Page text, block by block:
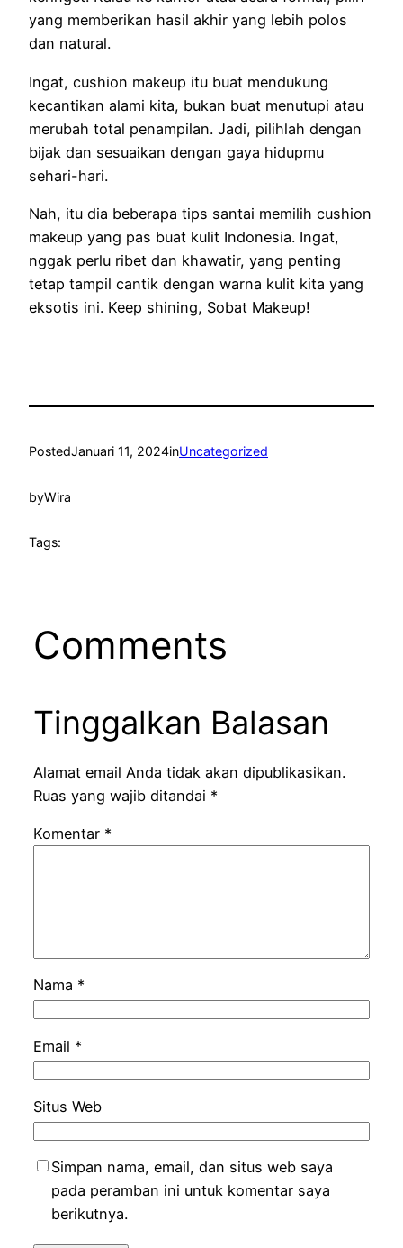
yang memberikan hasil akhir yang lebih polos
dan natural.
Ingat, cushion makeup itu buat mendukung
kecantikan alami kita, bukan buat menutupi atau
merubah total penampilan. Jadi, pilihlah dengan
bijak dan sesuaikan dengan gaya hidupmu
sehari-hari.
Nah, itu dia beberapa tips santai memilih cushion
makeup yang pas buat kulit Indonesia. Ingat,
nggak perlu ribet dan khawatir, yang penting
tetap tampil cantik dengan warna kulit kita yang
eksotis ini. Keep shining, Sobat Makeup!
PostedJanuari 11, 2024inUncategorized
byWira
Tags:
Comments
Tinggalkan Balasan
Alamat email Anda tidak akan dipublikasikan.
Ruas yang wajib ditandai *
Komentar *
Nama *
Email *
Situs Web
Simpan nama, email, dan situs web saya
pada peramban ini untuk komentar saya
berikutnya.